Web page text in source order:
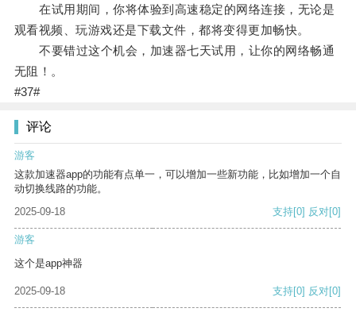
在试用期间，你将体验到高速稳定的网络连接，无论是
观看视频、玩游戏还是下载文件，都将变得更加畅快。
不要错过这个机会，加速器七天试用，让你的网络畅通
无阻！。
#37#
评论
游客
这款加速器app的功能有点单一，可以增加一些新功能，比如增加一个自
动切换线路的功能。
2025-09-18
支持[0] 反对[0]
游客
这个是app神器
2025-09-18 支持[0] 反对[0]